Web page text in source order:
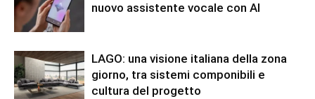
nuovo assistente vocale con AI
LAGO: una visione italiana della zona
giorno, tra sistemi componibili e
cultura del progetto